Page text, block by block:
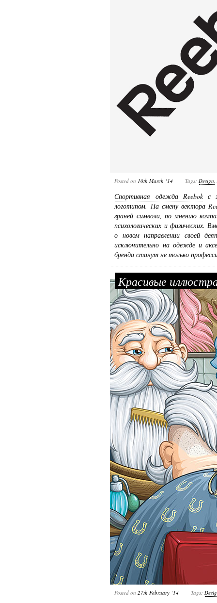
Posted on 10th March ‘14 Tags: Design,
Спортивная одежда Reebokс
логотипом. На смену вектора
граней символа, по мнению
психологических и физических.
о новом направлении своей
исключительно на одежде и
бренда станут не только
Красивые
Posted on 27th February ‘14 Tags: